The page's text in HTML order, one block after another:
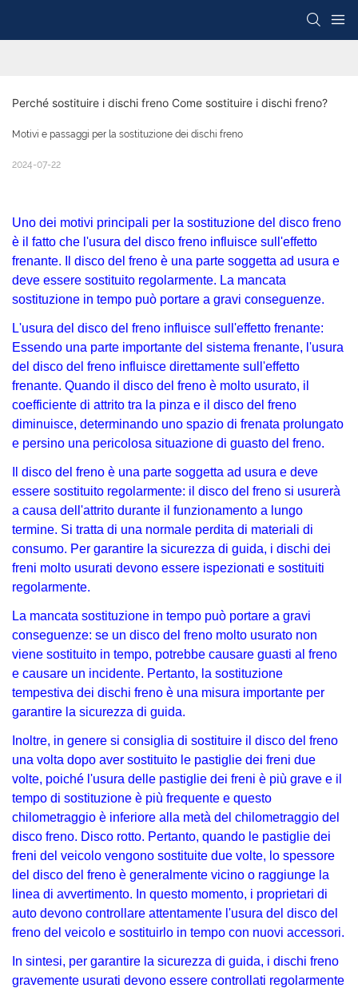
Perché sostituire i dischi freno Come sostituire i dischi freno?
Motivi e passaggi per la sostituzione dei dischi freno
2024-07-22
Uno dei motivi principali per la sostituzione del disco freno
è il fatto che l'usura del disco freno influisce sull'effetto
frenante. Il disco del freno è una parte soggetta ad usura e
deve essere sostituito regolarmente. La mancata
sostituzione in tempo può portare a gravi conseguenze.
L'usura del disco del freno influisce sull'effetto frenante:
Essendo una parte importante del sistema frenante, l'usura
del disco del freno influisce direttamente sull'effetto
frenante. Quando il disco del freno è molto usurato, il
coefficiente di attrito tra la pinza e il disco del freno
diminuisce, determinando uno spazio di frenata prolungato
e persino una pericolosa situazione di guasto del freno.
Il disco del freno è una parte soggetta ad usura e deve
essere sostituito regolarmente: il disco del freno si usurerà
a causa dell'attrito durante il funzionamento a lungo
termine. Si tratta di una normale perdita di materiali di
consumo. Per garantire la sicurezza di guida, i dischi dei
freni molto usurati devono essere ispezionati e sostituiti
regolarmente.
La mancata sostituzione in tempo può portare a gravi
conseguenze: se un disco del freno molto usurato non
viene sostituito in tempo, potrebbe causare guasti al freno
e causare un incidente. Pertanto, la sostituzione
tempestiva dei dischi freno è una misura importante per
garantire la sicurezza di guida.
Inoltre, in genere si consiglia di sostituire il disco del freno
una volta dopo aver sostituito le pastiglie dei freni due
volte, poiché l'usura delle pastiglie dei freni è più grave e il
tempo di sostituzione è più frequente e questo
chilometraggio è inferiore alla metà del chilometraggio del
disco freno. Disco rotto. Pertanto, quando le pastiglie dei
freni del veicolo vengono sostituite due volte, lo spessore
del disco del freno è generalmente vicino o raggiunge la
linea di avvertimento. In questo momento, i proprietari di
auto devono controllare attentamente l'usura del disco del
freno del veicolo e sostituirlo in tempo con nuovi accessori.
In sintesi, per garantire la sicurezza di guida, i dischi freno
gravemente usurati devono essere controllati regolarmente